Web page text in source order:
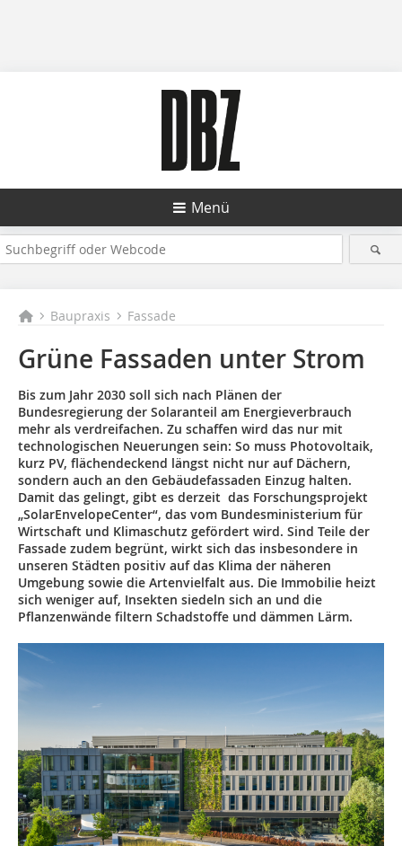
Menü
Baupraxis Fassade
Grüne Fassaden unter Strom
Bis zum Jahr 2030 soll sich nach Plänen der
Bundesregierung der Solaranteil am Energieverbrauch
mehr als verdreifachen. Zu schaffen wird das nur mit
technologischen Neuerungen sein: So muss Photovoltaik,
kurz PV, flächendeckend längst nicht nur auf Dächern,
sondern auch an den Gebäudefassaden Einzug halten.
Damit das gelingt, gibt es derzeit das Forschungsprojekt
„SolarEnvelopeCenter“, das vom Bundesministerium für
Wirtschaft und Klimaschutz gefördert wird. Sind Teile der
Fassade zudem begrünt, wirkt sich das insbesondere in
unseren Städten positiv auf das Klima der näheren
Umgebung sowie die Artenvielfalt aus. Die Immobilie heizt
sich weniger auf, Insekten siedeln sich an und die
Pflanzenwände filtern Schadstoffe und dämmen Lärm.